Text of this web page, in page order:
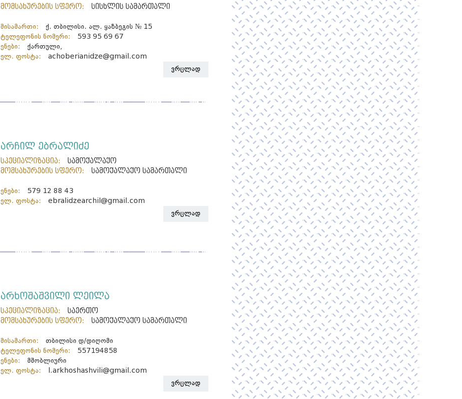
მომსახურების სფერო:
სისხლის სამართალი
მისამართი:
ქ. თბილისი. ალ. ყაზბეგის № 15
ტელეფონის ნომერი:
593 95 69 67
ენები:
ქართული,
ელ. ფოსტა:
achoberianidze@gmail.com
ვრცლად
არჩილ ებრალიძე
სპეციალიზაცია:
სამოქალაქო
მომსახურების სფერო:
სამოქალაქო სამართალი
ენები:
579 12 88 43
ელ. ფოსტა:
ebralidzearchil@gmail.com
ვრცლად
არხოშაშვილი ლეილა
სპეციალიზაცია:
საერთო
მომსახურების სფერო:
სამოქალაქო სამართალი
მისამართი:
თბილისი დ/დიღომი
ტელეფონის ნომერი:
557194858
ენები:
მშობლიური
ელ. ფოსტა:
l.arkhoshashvili@gmail.com
ვრცლად